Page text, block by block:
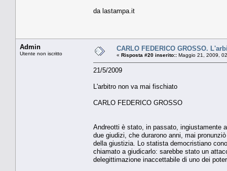
da lastampa.it
Admin
Utente non iscritto
CARLO FEDERICO GROSSO.
« Risposta #20 inserito:: Maggio 21, 2009,
21/5/2009
L'arbitro non va mai fischiato
CARLO FEDERICO GROSSO
Andreotti è stato, in passato, ingiustamente
due giudizi, che durarono anni, mai
della giustizia. Lo statista democristiano
chiamato a giudicarlo: sarebbe stato un
delegittimazione inaccettabile di uno dei